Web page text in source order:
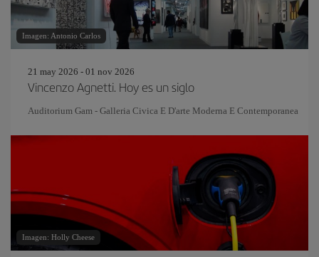
Imagen: Antonio Carlos
21 may 2026 - 01 nov 2026
Vincenzo Agnetti. Hoy es un siglo
Auditorium Gam - Galleria Civica E D'arte Moderna E Contemporanea
Imagen: Holly Cheese